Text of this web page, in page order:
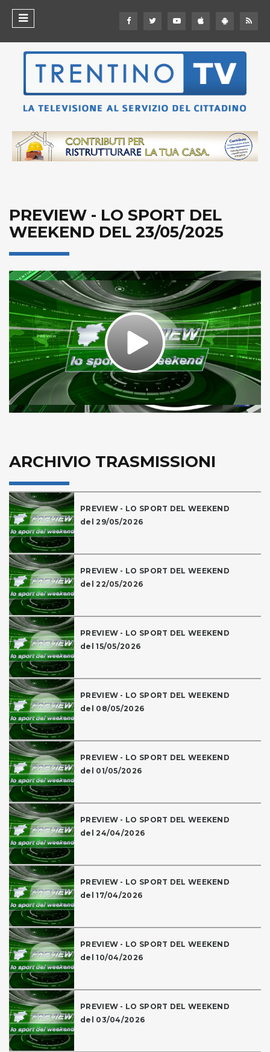
PREVIEW - LO SPORT DEL
WEEKEND DEL 23/05/2025
Play
Video
ARCHIVIO TRASMISSIONI
PREVIEW - LO SPORT DEL WEEKEND
del 29/05/2026
PREVIEW - LO SPORT DEL WEEKEND
del 22/05/2026
PREVIEW - LO SPORT DEL WEEKEND
del 15/05/2026
PREVIEW - LO SPORT DEL WEEKEND
del 08/05/2026
PREVIEW - LO SPORT DEL WEEKEND
del 01/05/2026
PREVIEW - LO SPORT DEL WEEKEND
del 24/04/2026
PREVIEW - LO SPORT DEL WEEKEND
del 17/04/2026
PREVIEW - LO SPORT DEL WEEKEND
del 10/04/2026
PREVIEW - LO SPORT DEL WEEKEND
del 03/04/2026